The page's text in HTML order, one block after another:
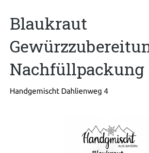
Blaukraut
Nachfüllpackung
Handgemischt Dahlienweg 4